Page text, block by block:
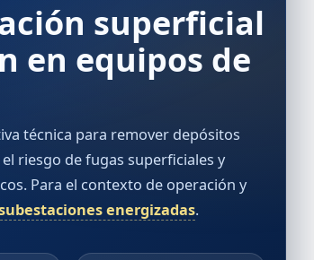
superficial
en equipos de
técnica para remover depósitos
riesgo de fugas superficiales y
Para el contexto de operación y
energizadas.